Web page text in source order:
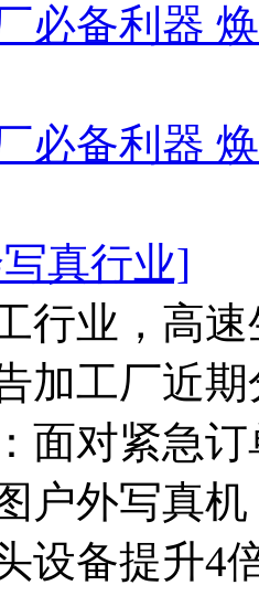
必备利器
必备利器
真行业]
行业，高
加工厂近
面对紧急
户外写真
设备提升4